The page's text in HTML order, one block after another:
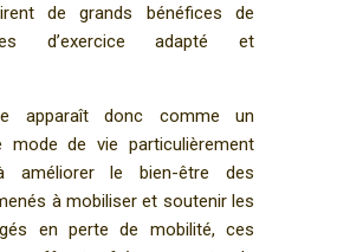
de grands bénéfices de
d’exercice adapté et
apparaît donc comme un
mode de vie particulièrement
améliorer le bien-être des
à mobiliser et soutenir les
en perte de mobilité, ces